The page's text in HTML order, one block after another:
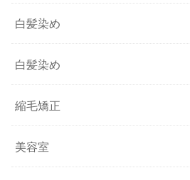
白髪染め
白髪染め
縮毛矯正
美容室